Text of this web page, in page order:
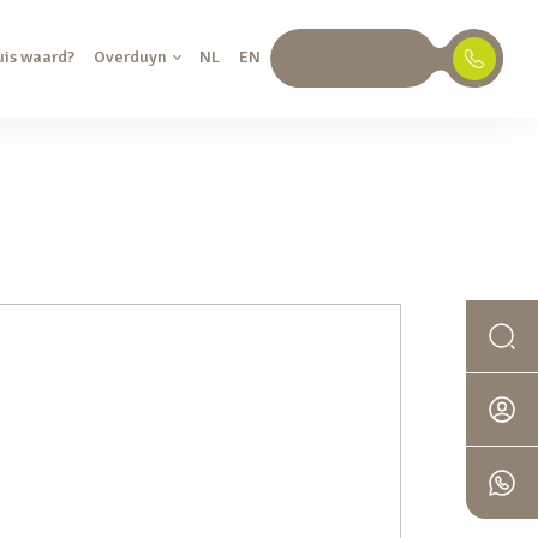
waard? Overduyn NL EN